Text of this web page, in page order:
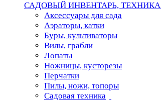
САДОВЫЙ ИНВЕНТАРЬ, ТЕХНИКА
Аксессуары для сада
Аэраторы, катки
Буры, культиваторы
Вилы, грабли
Лопаты
Ножницы, кусторезы
Перчатки
Пилы, ножи, топоры
Садовая техника